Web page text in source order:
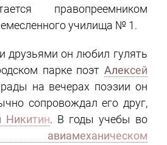
правопреемником
училища № 1.
друзьями он любил гулять
парке поэт Алексей
на вечерах поэзии он
сопровождал его друг,
Никитин. В годы учебы во
авиамеханическом